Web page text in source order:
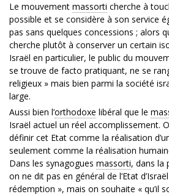
Le mouvement massorti cherche à
possible et se considère à son service
pas sans quelques concessions ; alors
cherche plutôt à conserver un certain
Israël en particulier, le public du
se trouve de facto pratiquant, ne se
religieux » mais bien parmi la société
large.
Aussi bien l’orthodoxe libéral que le
Israël actuel un réel accomplissement.
définir cet Etat comme la réalisation
seulement comme la réalisation
Dans les synagogues massorti, dans la
on ne dit pas en général de l’Etat
rédemption », mais on souhaite « qu’il